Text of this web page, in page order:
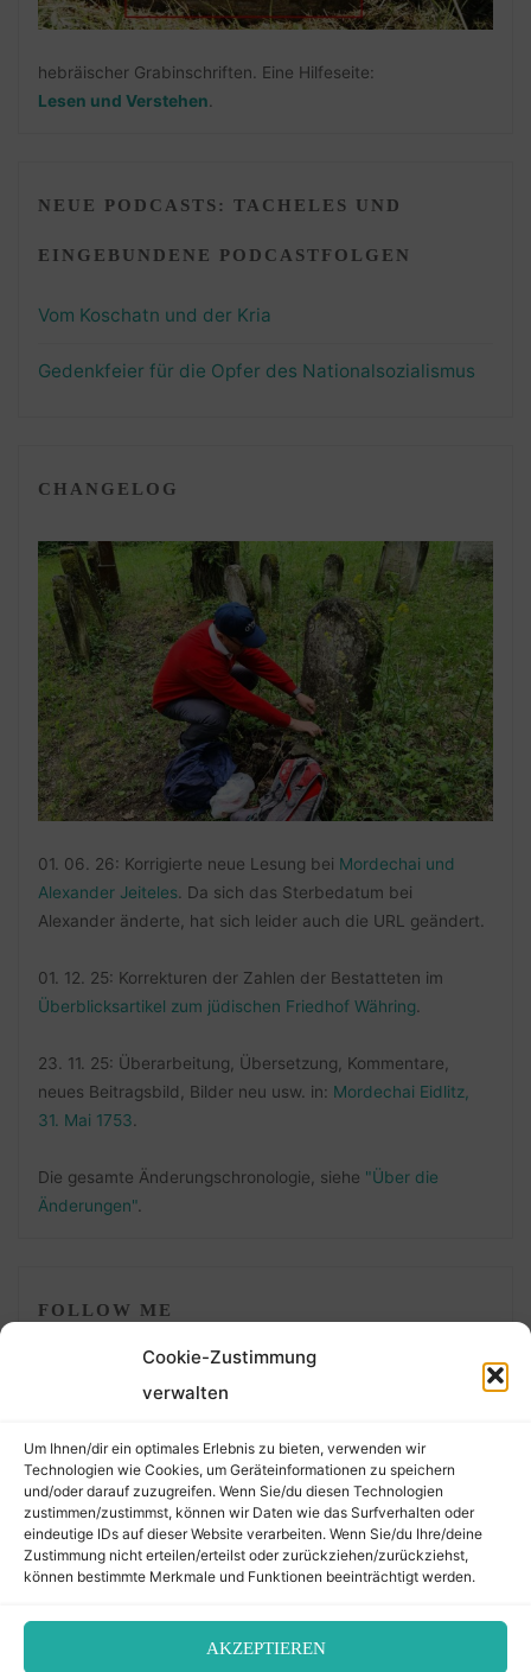
Cookie-Zustimmung
verwalten
Um Ihnen/dir ein optimales Erlebnis zu bieten, verwenden wir
Technologien wie Cookies, um Geräteinformationen zu speichern
und/oder darauf zuzugreifen. Wenn Sie/du diesen Technologien
zustimmen/zustimmst, können wir Daten wie das Surfverhalten oder
eindeutige IDs auf dieser Website verarbeiten. Wenn Sie/du Ihre/deine
Zustimmung nicht erteilen/erteilst oder zurückziehen/zurückziehst,
können bestimmte Merkmale und Funktionen beeinträchtigt werden.
AKZEPTIEREN
hebräischer Grabinschriften. Eine Hilfeseite:
Lesen und Verstehen
NEUE PODCASTS: TACHELES UND
EINGEBUNDENE PODCASTFOLGEN
Vom Koschatn und der Kria
Gedenkfeier für die Opfer des Nationalsozialismus
CHANGELOG
01. 06. 26: Korrigierte neue Lesung bei Mordechai und
Alexander Jeiteles . Da sich das Sterbedatum bei
Alexander änderte, hat sich leider auch die URL geändert.
01. 12. 25: Korrekturen der Zahlen der Bestatteten im
Überblicksartikel zum jüdischen Friedhof Währing
23. 11. 25: Überarbeitung, Übersetzung, Kommentare,
neues Beitragsbild, Bilder neu usw. in: Mordechai Eidlitz,
31. Mai 1753
Die gesamte Änderungschronologie, siehe "Über die
Änderungen".
FOLLOW ME
©2026 Der Transkribierer
Back